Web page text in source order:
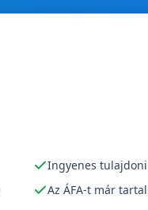
Ingyenes
Az ÁFA-t már